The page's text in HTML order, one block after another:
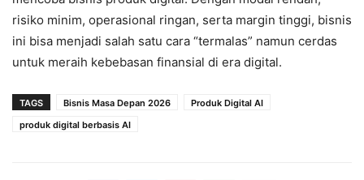
risiko minim, operasional ringan, serta margin tinggi, bisnis
ini bisa menjadi salah satu cara “termalas” namun cerdas
untuk meraih kebebasan finansial di era digital.
TAGS Bisnis Masa Depan 2026
Produk Digital AI
produk digital berbasis AI